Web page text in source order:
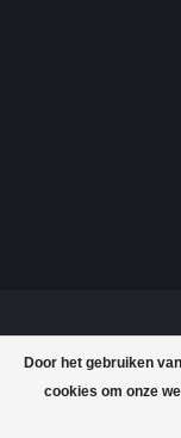
Door het gebruiken
cookies om onze
© Copyright 2026
Lightspeed